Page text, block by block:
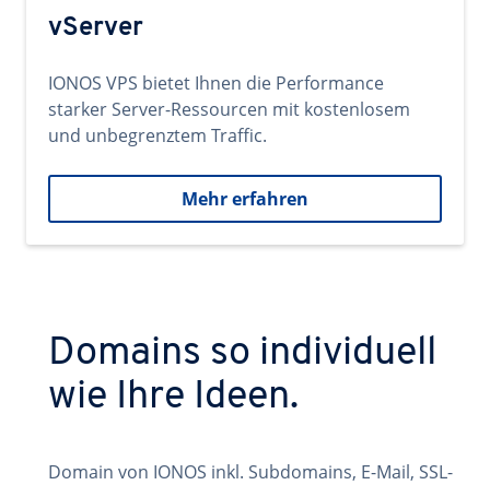
vServer
IONOS VPS bietet Ihnen die Performance
starker Server-Ressourcen mit kostenlosem
und unbegrenztem Traffic.
Mehr erfahren
Domains so individuell
wie Ihre Ideen.
Domain von IONOS inkl. Subdomains, E-Mail, SSL-